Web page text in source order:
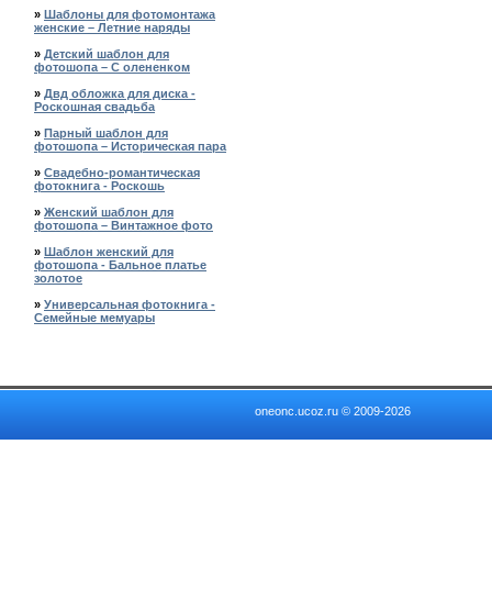
» Шаблоны для фотомонтажа
женские – Летние наряды
» Детский шаблон для
фотошопа – С олененком
» Двд обложка для диска -
Роскошная свадьба
» Парный шаблон для
фотошопа – Историческая пара
» Свадебно-романтическая
фотокнига - Роскошь
» Женский шаблон для
фотошопа – Винтажное фото
» Шаблон женский для
фотошопа - Бальное платье
золотое
» Универсальная фотокнига -
Семейные мемуары
oneonc.ucoz.ru © 2009-2026